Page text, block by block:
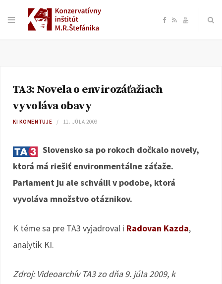
F
o
R Y
TA3: Novela o envirozáťažiach
vyvoláva obavy
KI KOMENTUJE 11. JÚLA 2009
Slovensko sa po rokoch dočkalo novely,
ktorá má riešiť environmentálne záťaže.
Parlament ju ale schválil v podobe, ktorá
vyvoláva množstvo otáznikov.
K téme sa pre TA3 vyjadroval i Radovan Kazda,
analytik KI.
Zdroj: Videoarchív TA3 zo dňa 9. júla 2009, k